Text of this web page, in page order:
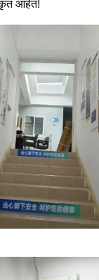
आहेत!